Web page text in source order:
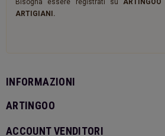
Bisogna essere registrati su ARTINGOO
ARTIGIANI.
INFORMAZIONI
ARTINGOO
ACCOUNT VENDITORI